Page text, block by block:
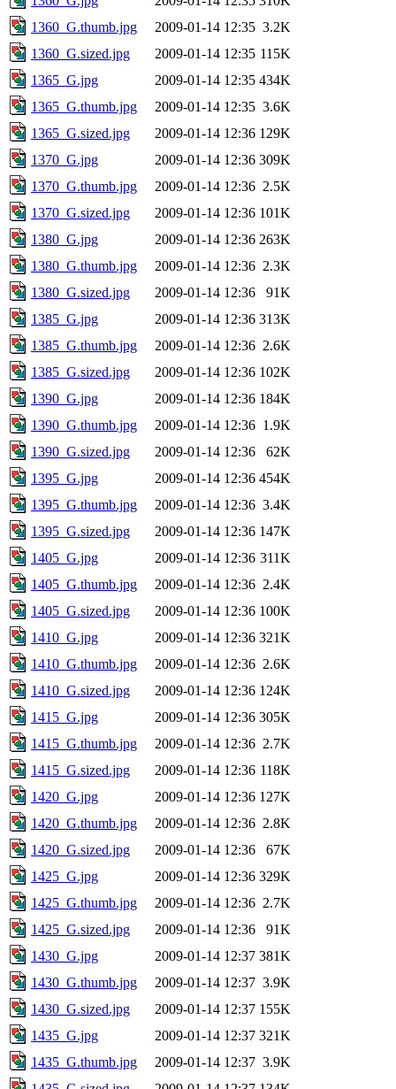
1360_G.thumb.jpg
2009-01-14 12:35 3.2K
1360_G.sized.jpg
2009-01-14 12:35 115K
1365_G.jpg
2009-01-14 12:35 434K
1365_G.thumb.jpg
2009-01-14 12:35 3.6K
1365_G.sized.jpg
2009-01-14 12:36 129K
1370_G.jpg
2009-01-14 12:36 309K
1370_G.thumb.jpg
2009-01-14 12:36 2.5K
1370_G.sized.jpg
2009-01-14 12:36 101K
1380_G.jpg
2009-01-14 12:36 263K
1380_G.thumb.jpg
2009-01-14 12:36 2.3K
1380_G.sized.jpg
2009-01-14 12:36
91K
1385_G.jpg
2009-01-14 12:36 313K
1385_G.thumb.jpg
2009-01-14 12:36 2.6K
1385_G.sized.jpg
2009-01-14 12:36 102K
1390_G.jpg
2009-01-14 12:36 184K
1390_G.thumb.jpg
2009-01-14 12:36 1.9K
1390_G.sized.jpg
2009-01-14 12:36
62K
1395_G.jpg
2009-01-14 12:36 454K
1395_G.thumb.jpg
2009-01-14 12:36 3.4K
1395_G.sized.jpg
2009-01-14 12:36 147K
1405_G.jpg
2009-01-14 12:36 311K
1405_G.thumb.jpg
2009-01-14 12:36 2.4K
1405_G.sized.jpg
2009-01-14 12:36 100K
1410_G.jpg
2009-01-14 12:36 321K
1410_G.thumb.jpg
2009-01-14 12:36 2.6K
1410_G.sized.jpg
2009-01-14 12:36 124K
1415_G.jpg
2009-01-14 12:36 305K
1415_G.thumb.jpg
2009-01-14 12:36 2.7K
1415_G.sized.jpg
2009-01-14 12:36 118K
1420_G.jpg
2009-01-14 12:36 127K
1420_G.thumb.jpg
2009-01-14 12:36 2.8K
1420_G.sized.jpg
2009-01-14 12:36
67K
1425_G.jpg
2009-01-14 12:36 329K
1425_G.thumb.jpg
2009-01-14 12:36 2.7K
1425_G.sized.jpg
2009-01-14 12:36
91K
1430_G.jpg
2009-01-14 12:37 381K
1430_G.thumb.jpg
2009-01-14 12:37 3.9K
1430_G.sized.jpg
2009-01-14 12:37 155K
1435_G.jpg
2009-01-14 12:37 321K
1435_G.thumb.jpg
2009-01-14 12:37 3.9K